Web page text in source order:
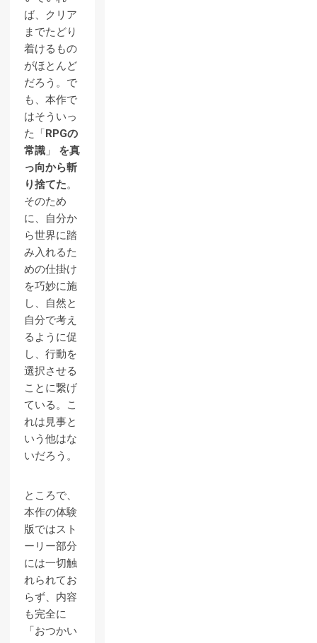
ば、クリア
までたどり
着けるもの
がほとんど
だろう。で
も、本作で
はそういっ
た「RPGの
常識 」 を真
っ向から斬
り捨てた。
そのため
に、自分か
ら世界に踏
み入れるた
めの仕掛け
を巧妙に施
し、自然と
自分で考え
るように促
し、行動を
選択させる
ことに繋げ
ている。こ
れは見事と
いう他はな
いだろう。
ところで、
本作の体験
版ではスト
ーリー部分
には一切触
れられてお
らず、内容
も完全に
「おつかい